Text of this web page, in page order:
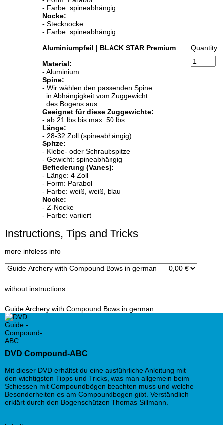
- Farbe: spineabhängig
Nocke:
- Stecknocke
- Farbe: spineabhängig
Aluminiumpfeil | BLACK STAR Premium
Material:
- Aluminium
Spine:
- Wir wählen den passenden Spine
in Abhängigkeit vom Zuggewicht
des Bogens aus.
Geeignet für diese Zuggewichte:
- ab 21 lbs bis max. 50 lbs
Länge:
- 28-32 Zoll (spineabhängig)
Spitze:
- Klebe- oder Schraubspitze
- Gewicht: spineabhängig
Befiederung (Vanes):
- Länge: 4 Zoll
- Form: Parabol
- Farbe: weiß, weiß, blau
Nocke:
- Z-Nocke
- Farbe: variiert
Quantity
Instructions, Tips and Tricks
x
more infoless info
without instructions
Guide Archery with Compound Bows in german
DVD Compound-ABC
Mit dieser DVD erhältst du eine ausführliche Anleitung mit
den wichtigsten Tipps und Tricks, was man allgemein beim
Schiessen mit Compoundbögen beachten muss und welche
Besonderheiten es am Compoundbogen gibt. Verständlich
erklärt durch den Bogenschützen Thomas Sillmann.